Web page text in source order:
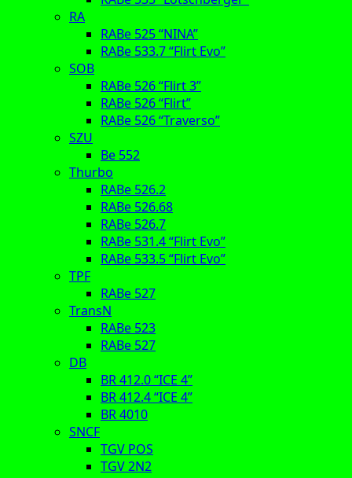
RA
RABe 525 “NINA”
RABe 533.7 “Flirt Evo”
SOB
RABe 526 “Flirt 3”
RABe 526 “Flirt”
RABe 526 “Traverso”
SZU
Be 552
Thurbo
RABe 526.2
RABe 526.68
RABe 526.7
RABe 531.4 “Flirt Evo”
RABe 533.5 “Flirt Evo”
TPF
RABe 527
TransN
RABe 523
RABe 527
DB
BR 412.0 “ICE 4”
BR 412.4 “ICE 4”
BR 4010
SNCF
TGV POS
TGV 2N2